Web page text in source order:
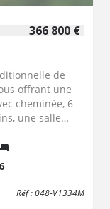
366 800 €
de
offrant une
cheminée, 6
une salle
grand hangar
6
Réf : 048-V1334M